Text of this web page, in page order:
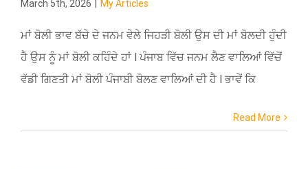
March 5th, 2026 My Articles
ਮਾਂ ਬੋਲੀ ਭਾਵ ਬੱਚੇ ਦੇ ਜਨਮ ਵੇਲੇ ਜਿਹੜੀ ਬੋਲੀ ਉਸ ਦੀ ਮਾਂ ਬੋਲਦੀ ਹੁੰਦੀ
ਹੈ ਉਸ ਨੂੰ ਮਾਂ ਬੋਲੀ ਕਹਿੰਦੇ ਹਾਂ l ਪੰਜਾਬ ਵਿੱਚ ਜਨਮ ਲੈਣ ਵਾਲਿਆਂ ਵਿੱਚੋਂ
ਵੱਡੀ ਗਿਣਤੀ ਮਾਂ ਬੋਲੀ ਪੰਜਾਬੀ ਬੋਲਣ ਵਾਲਿਆਂ ਦੀ ਹੈ l ਭਾਵੇਂ ਕਿ
Read More